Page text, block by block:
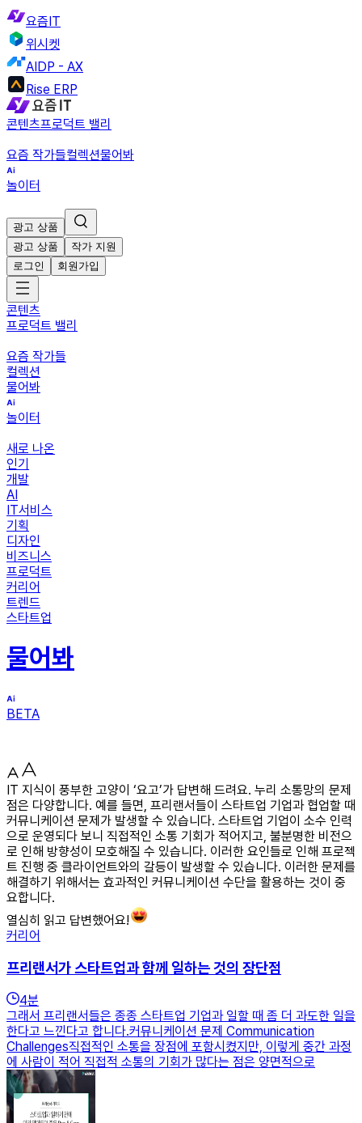
요즘IT
위시켓
AIDP - AX
Rise ERP
콘텐츠프로덕트 밸리
요즘 작가들컬렉션물어봐
놀이터
광고 상품
광고 상품
작가 지원
로그인
회원가입
콘텐츠
프로덕트 밸리
요즘 작가들
컬렉션
물어봐
놀이터
새로 나온
인기
개발
AI
IT서비스
기획
디자인
비즈니스
프로덕트
커리어
트렌드
스타트업
물어봐
BETA
IT 지식이 풍부한 고양이 ‘요고’가 답변해 드려요. 누리 소통망의 문제
점은 다양합니다. 예를 들면, 프리랜서들이 스타트업 기업과 협업할 때
커뮤니케이션 문제가 발생할 수 있습니다. 스타트업 기업이 소수 인력
으로 운영되다 보니 직접적인 소통 기회가 적어지고, 불분명한 비전으
로 인해 방향성이 모호해질 수 있습니다. 이러한 요인들로 인해 프로젝
트 진행 중 클라이언트와의 갈등이 발생할 수 있습니다. 이러한 문제를
해결하기 위해서는 효과적인 커뮤니케이션 수단을 활용하는 것이 중
요합니다.
열심히 읽고 답변했어요!
커리어
프리랜서가 스타트업과 함께 일하는 것의 장단점
4분
그래서 프리랜서들은 종종 스타트업 기업과 일할 때 좀 더 과도한 일을
한다고 느낀다고 합니다.커뮤니케이션 문제 Communication
Challenges직접적인 소통을 장점에 포함시켰지만, 이렇게 중간 과정
에 사람이 적어 직접적 소통의 기회가 많다는 점은 양면적으로